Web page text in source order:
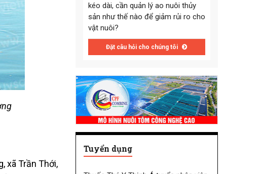
xã Trần Thới,
kéo dài, cần quản lý ao nuôi thủy
sản như thế nào để giảm rủi ro cho
vật nuôi?
Đặt câu hỏi cho chúng tôi
Tuyển dụng